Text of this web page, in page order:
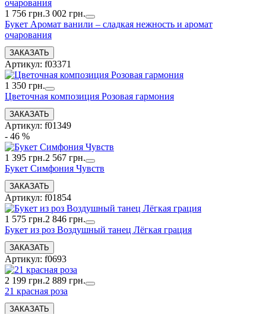
1 756 грн.3 002 грн.
Букет Аромат ванили – сладкая нежность и аромат
очарования
Артикул: f03371
1 350 грн.
Цветочная композиция Розовая гармония
Артикул: f01349
- 46 %
1 395 грн.2 567 грн.
Букет Симфония Чувств
Артикул: f01854
1 575 грн.2 846 грн.
Букет из роз Воздушный танец Лёгкая грация
Артикул: f0693
2 199 грн.2 889 грн.
21 красная роза